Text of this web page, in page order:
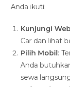
Anda ikuti:
Kunjungi
Car dan lihat
Pilih Mobil :
Anda
sewa